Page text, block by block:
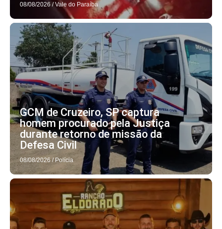
08/08/2026 / Vale do Paraíba
GCM de Cruzeiro, SP captura
homem procurado pela Justiça
durante retorno de missão da
Defesa Civil
08/08/2026 / Polícia